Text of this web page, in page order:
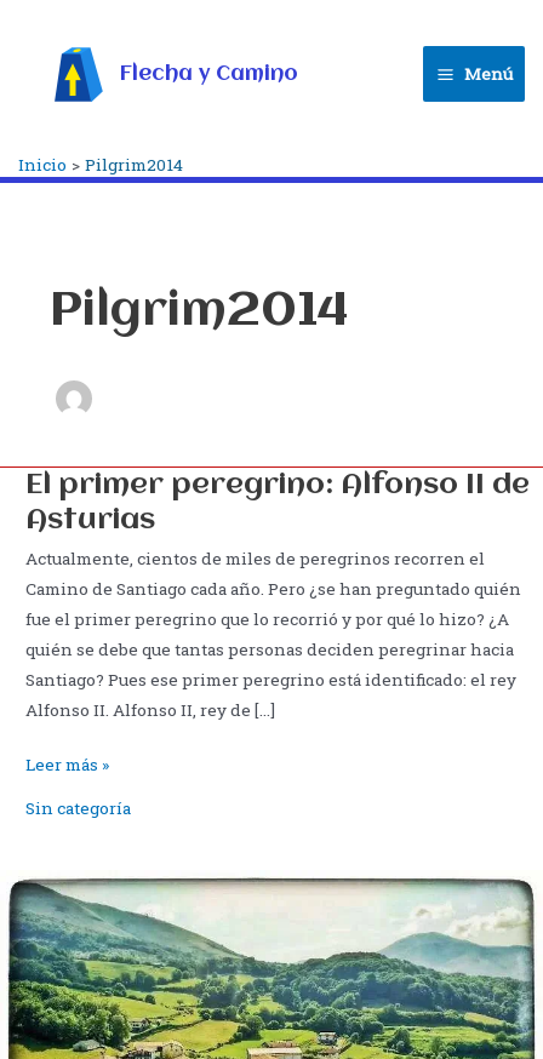
contenido
Flecha y Camino
Main
Menú
Inicio Pilgrim2014
Pilgrim2014
El primer peregrino: Alfonso II de
Asturias
Actualmente, cientos de miles de peregrinos recorren el
Camino de Santiago cada año. Pero ¿se han preguntado quién
fue el primer peregrino que lo recorrió y por qué lo hizo? ¿A
quién se debe que tantas personas deciden peregrinar hacia
Santiago? Pues ese primer peregrino está identificado: el rey
Alfonso II. Alfonso II, rey de […]
El
peregrino:
II
de
Asturias
Leer más »
Sin categoría